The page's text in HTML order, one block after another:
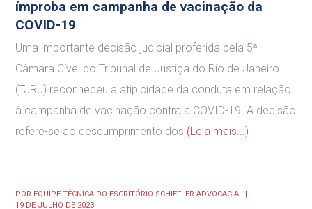
ímproba em campanha de vacinação da
COVID-19
Uma importante decisão judicial proferida pela 5ª
Câmara Cível do Tribunal de Justiça do Rio de Janeiro
(TJRJ) reconheceu a atipicidade da conduta em relação
à campanha de vacinação contra a COVID-19. A decisão
refere-se ao descumprimento dos (Leia mais...)
POR EQUIPE TÉCNICA DO ESCRITÓRIO SCHIEFLER ADVOCACIA
19 DE JULHO DE 2023